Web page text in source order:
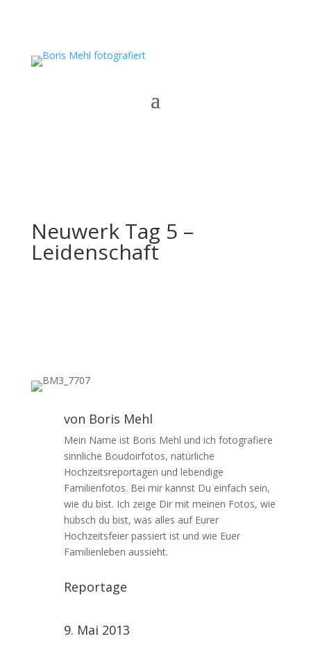
Neuwerk Tag 5 –
Leidenschaft
von Boris Mehl
Mein Name ist Boris Mehl und ich fotografiere
sinnliche Boudoirfotos, natürliche
Hochzeitsreportagen und lebendige
Familienfotos. Bei mir kannst Du einfach sein,
wie du bist. Ich zeige Dir mit meinen Fotos, wie
hübsch du bist, was alles auf Eurer
Hochzeitsfeier passiert ist und wie Euer
Familienleben aussieht.
Reportage
9. Mai 2013